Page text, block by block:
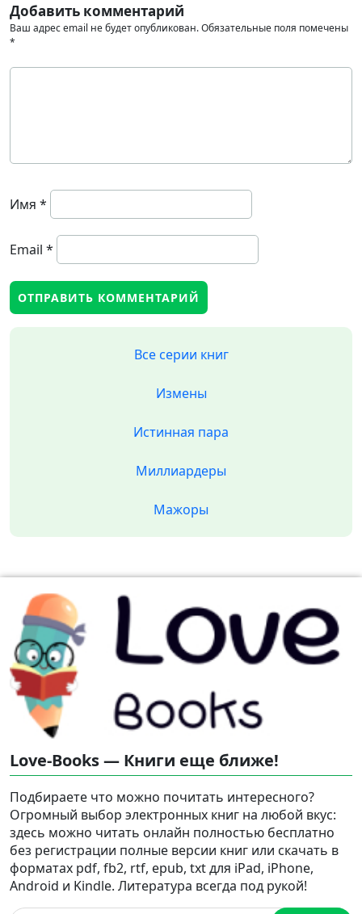
Добавить комментарий
Ваш адрес email не будет опубликован.Обязательные поля помечены
*
Имя *
Email *
Все серии книг
Измены
Истинная пара
Миллиардеры
Мажоры
Love-Books — Книги еще ближе!
Подбираете что можно почитать интересного?
Огромный выбор электронных книг на любой вкус:
здесь можно читать онлайн полностью бесплатно
без регистрации полные версии книг или скачать в
форматах pdf, fb2, rtf, epub, txt для iPad, iPhone,
Android и Kindle. Литература всегда под рукой!